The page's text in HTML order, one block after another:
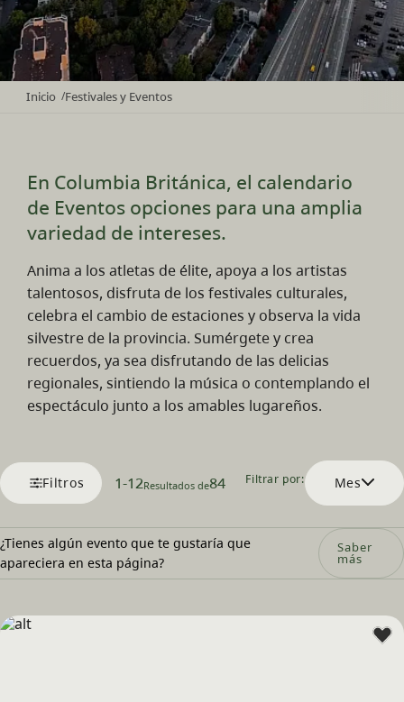
Inicio /Festivales y Eventos
En Columbia Británica, el calendario
de Eventos opciones para una amplia
variedad de intereses.
Anima a los atletas de élite, apoya a los artistas
talentosos, disfruta de los festivales culturales,
celebra el cambio de estaciones y observa la vida
silvestre de la provincia. Sumérgete y crea
recuerdos, ya sea disfrutando de las delicias
regionales, sintiendo la música o contemplando el
espectáculo junto a los amables lugareños.
Filtros 1-12Resultados de84 Filtrar por: Mes
¿Tienes algún evento que te gustaría que
apareciera en esta página?
Saber
más